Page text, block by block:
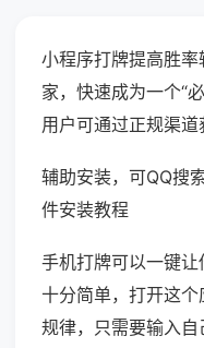
小程序打牌提高胜
家，快速成为一个“
用户可通过正规渠道
辅助安装，可QQ搜
件安装教程
手机打牌可以一键让
十分简单，打开这
规律，只需要输入